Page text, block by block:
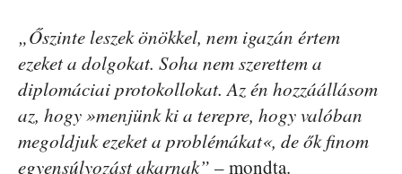
„Őszinte leszek önökkel, nem igazán értem
ezeket a dolgokat. Soha nem szerettem a
diplomáciai protokollokat. Az én hozzáállásom
az, hogy »menjünk ki a terepre, hogy valóban
megoldjuk ezeket a problémákat«, de ők finom
egyensúlyozást akarnak” – mondta.